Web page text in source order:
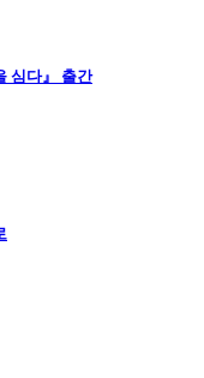
심다』 출간